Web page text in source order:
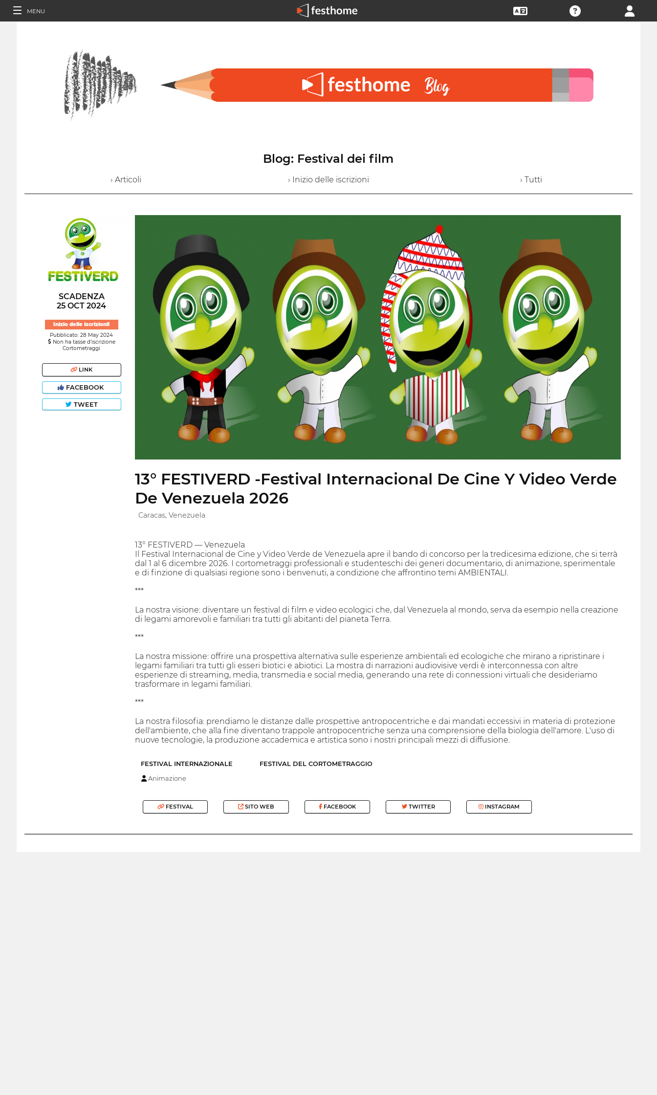
MENU
Blog: Festival dei film
› Articoli › Inizio delle iscrizioni › Tutti
SCADENZA
25 OCT 2024
Inizio delle iscrizioni!
Pubblicato: 28 May 2024
Non ha tasse d'iscrizione
Cortometraggi
LINK
FACEBOOK
TWEET
13° FESTIVERD -Festival Internacional De Cine Y Video Verde
De Venezuela 2026
Caracas, Venezuela
13° FESTIVERD — Venezuela
Il Festival Internacional de Cine y Video Verde de Venezuela apre il bando di concorso per la tredicesima edizione, che si terrà
dal 1 al 6 dicembre 2026. I cortometraggi professionali e studenteschi dei generi documentario, di animazione, sperimentale
e di finzione di qualsiasi regione sono i benvenuti, a condizione che affrontino temi AMBIENTALI.
***
La nostra visione: diventare un festival di film e video ecologici che, dal Venezuela al mondo, serva da esempio nella creazione
di legami amorevoli e familiari tra tutti gli abitanti del pianeta Terra.
***
La nostra missione: offrire una prospettiva alternativa sulle esperienze ambientali ed ecologiche che mirano a ripristinare i
legami familiari tra tutti gli esseri biotici e abiotici. La mostra di narrazioni audiovisive verdi è interconnessa con altre
esperienze di streaming, media, transmedia e social media, generando una rete di connessioni virtuali che desideriamo
trasformare in legami familiari.
***
La nostra filosofia: prendiamo le distanze dalle prospettive antropocentriche e dai mandati eccessivi in materia di protezione
dell'ambiente, che alla fine diventano trappole antropocentriche senza una comprensione della biologia dell'amore. L'uso di
nuove tecnologie, la produzione accademica e artistica sono i nostri principali mezzi di diffusione.
FESTIVAL INTERNAZIONALE FESTIVAL DEL CORTOMETRAGGIO
Animazione
FESTIVAL SITO WEB FACEBOOK TWITTER INSTAGRAM